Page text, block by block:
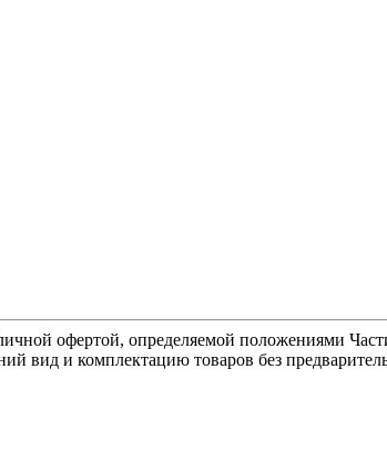
офертой, определяемой положениями
вид и комплектацию товаров без